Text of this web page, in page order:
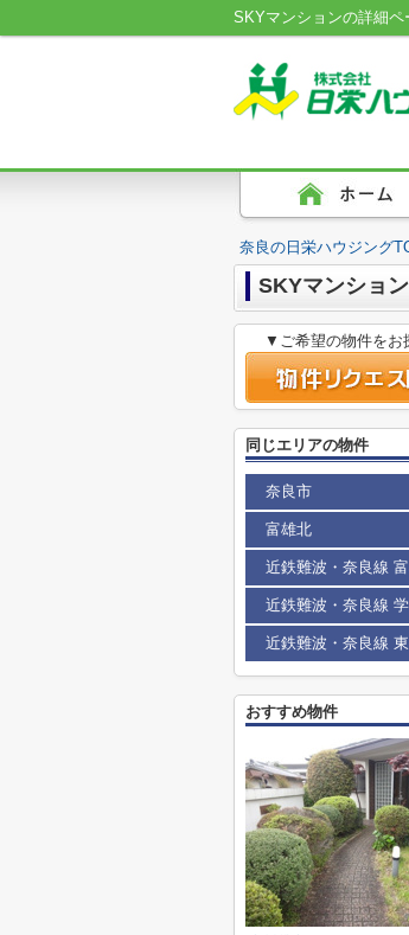
SKYマンションの詳細
奈良の日栄ハウジング
SKYマンション
▼ご希望の物件をお
同じエリアの物件
奈良市
富雄北
近鉄難波・奈良線
近鉄難波・奈良線
近鉄難波・奈良線
おすすめ物件